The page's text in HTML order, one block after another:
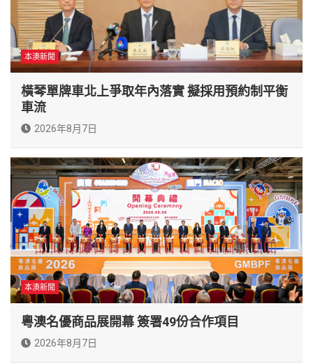
本澳新聞
橫琴單牌車北上爭取年內落實 擬採用預約制平衡
車流
2026年8月7日
本澳新聞
粵澳名優商品展開幕 簽署49份合作項目
2026年8月7日